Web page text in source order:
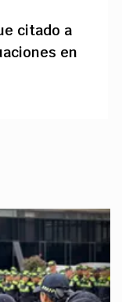
citado a
en